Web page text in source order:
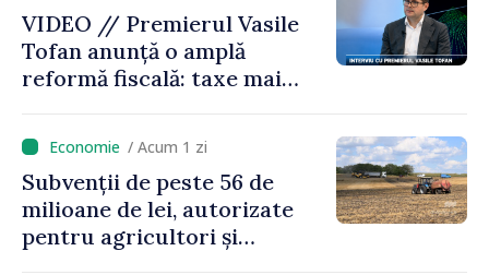
VIDEO // Premierul Vasile
Tofan anunță o amplă
reformă fiscală: taxe mai
mari pentru bănci, tutun și
jocurile de noroc
/ Acum 1 zi
Subvenții de peste 56 de
milioane de lei, autorizate
pentru agricultori și